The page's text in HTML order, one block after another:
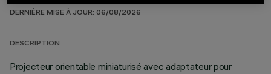
DERNIÈRE MISE À JOUR: 06/08/2026
DESCRIPTION
Projecteur orientable miniaturisé avec adaptateur pour